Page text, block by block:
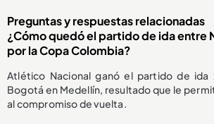
Preguntas y respuestas relacionadas
¿Cómo quedó el partido de ida entre
por la Copa Colombia?
Atlético Nacional ganó el partido de ida
Bogotá en Medellín, resultado que le
al compromiso de vuelta.